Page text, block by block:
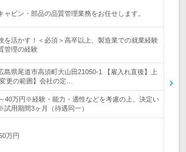
ャビン・部品の品質管理業務をお任せします。
を活かす！＜必須＞高卒以上、製造業での就業経験
管理の経験
島県尾道市高須町大山田21050-1 【雇入れ直後】上
更の範囲】会社の定…
40万円※経験・能力・適性などを考慮の上、決定い
用期間3ヶ月（待遇同一）
万円